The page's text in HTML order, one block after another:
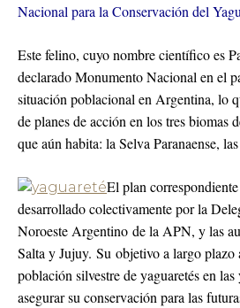
Nacional para la Conservación del
Este felino, cuyo nombre científico es
declarado Monumento Nacional en el
situación poblacional en Argentina, lo
de planes de acción en los tres biomas
que aún habita: la Selva Paranaense,
El plan
desarrollado colectivamente por la
Noroeste Argentino de la APN, y las
Salta y Jujuy. Su objetivo a largo plazo
población silvestre de yaguaretés en
asegurar su conservación para las